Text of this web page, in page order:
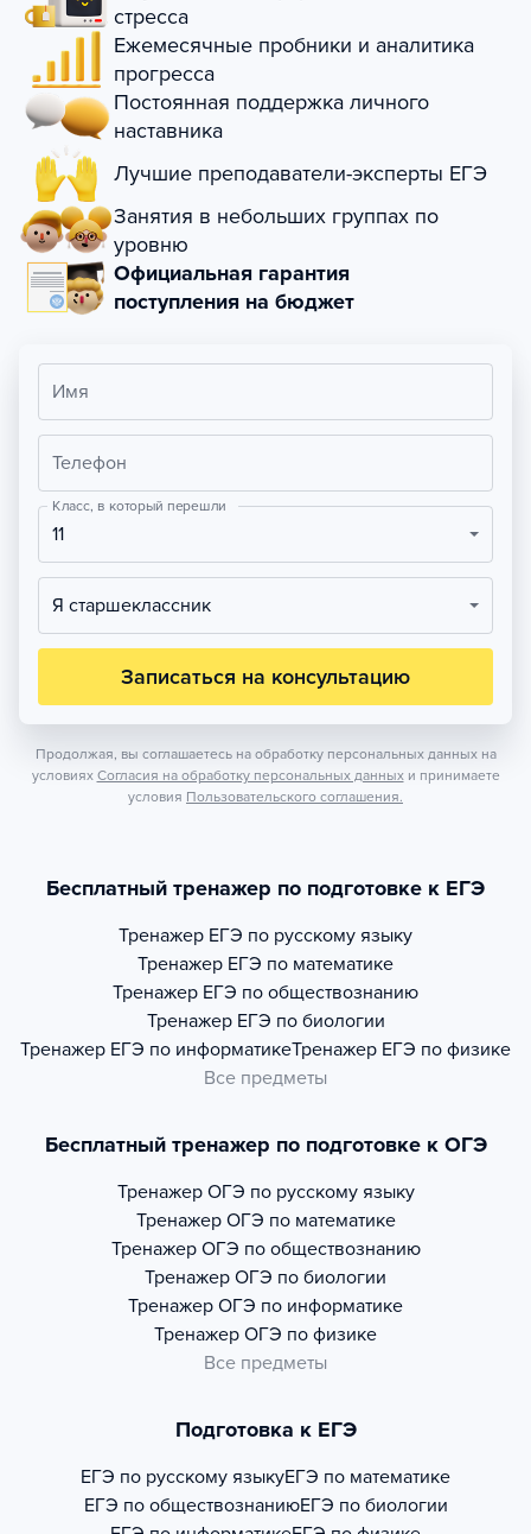
стресса
Ежемесячные пробники и аналитика
прогресса
Постоянная поддержка личного
наставника
Лучшие преподаватели-эксперты ЕГЭ
Занятия в небольших группах по
уровню
Официальная гарантия
поступления на бюджет
Имя
Телефон
Класс, в который перешли
11
Я старшеклассник
Записаться на консультацию
Продолжая, вы соглашаетесь на обработку персональных данных на
условиях Согласия на обработку персональных данных и принимаете
условия Пользовательского соглашения.
Бесплатный тренажер по подготовке к ЕГЭ
Тренажер ЕГЭ по русскому языку
Тренажер ЕГЭ по математике
Тренажер ЕГЭ по обществознанию
Тренажер ЕГЭ по биологии
Тренажер ЕГЭ по информатикеТренажер ЕГЭ по физике
Все предметы
Бесплатный тренажер по подготовке к ОГЭ
Тренажер ОГЭ по русскому языку
Тренажер ОГЭ по математике
Тренажер ОГЭ по обществознанию
Тренажер ОГЭ по биологии
Тренажер ОГЭ по информатике
Тренажер ОГЭ по физике
Все предметы
Подготовка к ЕГЭ
ЕГЭ по русскому языкуЕГЭ по математике
ЕГЭ по обществознаниюЕГЭ по биологии